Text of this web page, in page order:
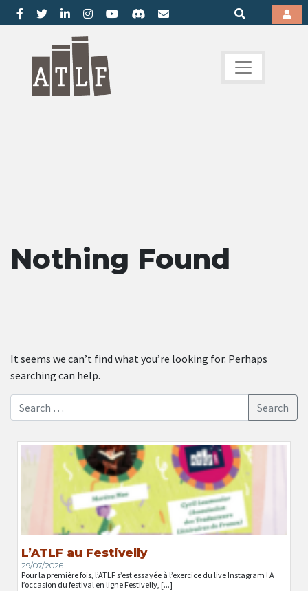
Nothing Found
It seems we can’t find what you’re looking for. Perhaps
searching can help.
Search
L’ATLF au Festivelly
29/07/2026
Pour la première fois, l’ATLF s’est essayée à l’exercice du live Instagram ! A
l’occasion du festival en ligne Festivelly, [...]